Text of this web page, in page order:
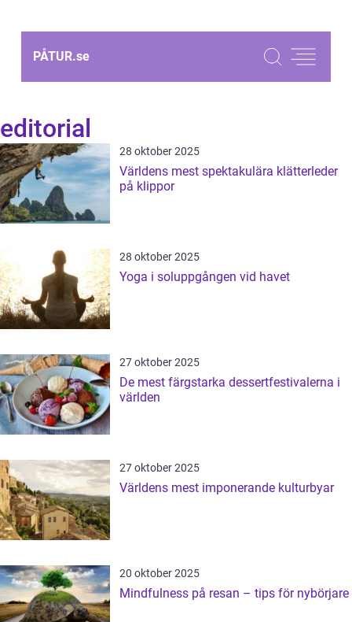
PÅTUR.se
editorial
28 oktober 2025
Världens mest spektakulära klätterleder
på klippor
28 oktober 2025
Yoga i soluppgången vid havet
27 oktober 2025
De mest färgstarka dessertfestivalerna i
världen
27 oktober 2025
Världens mest imponerande kulturbyar
20 oktober 2025
Mindfulness på resan – tips för nybörjare